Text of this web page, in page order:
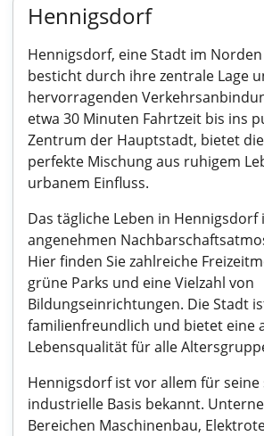
Hennigsdorf
Hennigsdorf, eine Stadt im
besticht durch ihre zentrale Lage
hervorragenden
etwa 30 Minuten Fahrtzeit bis ins
Zentrum der Hauptstadt, bietet
perfekte Mischung aus ruhigem
urbanem Einfluss.
Das tägliche Leben in
angenehmen
Hier finden Sie zahlreiche
grüne Parks und eine Vielzahl von
Bildungseinrichtungen. Die Stadt
familienfreundlich und bietet eine
Lebensqualität für alle
Hennigsdorf ist vor allem für seine
industrielle Basis bekannt.
Bereichen Maschinenbau,